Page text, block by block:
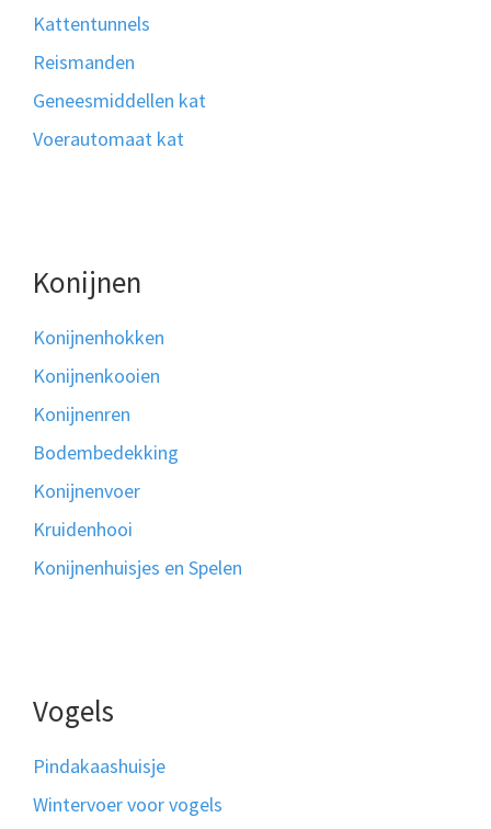
Kattentunnels
Reismanden
Geneesmiddellen kat
Voerautomaat kat
Konijnen
Konijnenhokken
Konijnenkooien
Konijnenren
Bodembedekking
Konijnenvoer
Kruidenhooi
Konijnenhuisjes en Spelen
Vogels
Pindakaashuisje
Wintervoer voor vogels